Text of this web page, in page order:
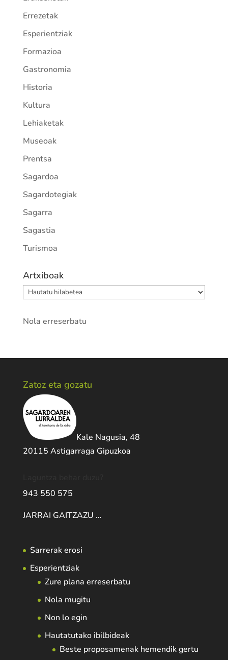
Errezetak
Esperientziak
Formazioa
Gastronomia
Historia
Kultura
Lehiaketak
Museoak
Prentsa
Sagardoa
Sagardotegiak
Sagarra
Sagastia
Turismoa
Artxiboak
Artxiboak
Nola erreserbatu
Zatoz eta gozatu
Kale Nagusia, 48
20115 Astigarraga Gipuzkoa
943 550 575
JARRAI GAITZAZU …
Sarrerak erosi
Esperientziak
Zure plana erreserbatu
Nola mugitu
Non lo egin
Hautatutako ibilbideak
Beste proposamenak hemendik gertu